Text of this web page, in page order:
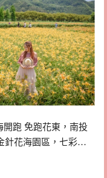
開跑 免跑花東，南投
針花海園區，七彩…